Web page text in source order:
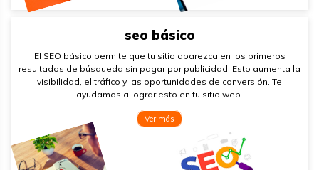
seo básico
El SEO básico permite que tu sitio aparezca en los primeros
resultados de búsqueda sin pagar por publicidad. Esto aumenta la
visibilidad, el tráfico y las oportunidades de conversión. Te
ayudamos a lograr esto en tu sitio web.
Ver más